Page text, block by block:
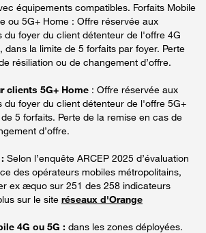
équipements compatibles. Forfaits Mobile
ou 5G+ Home : Offre réservée aux
du foyer du client détenteur de l'offre 4G
dans la limite de 5 forfaits par foyer. Perte
résiliation ou de changement d’offre.
clients 5G+ Home : Offre réservée aux
du foyer du client détenteur de l'offre 5G+
5 forfaits. Perte de la remise en cas de
d’offre.
Selon l’enquête ARCEP 2025 d’évaluation
des opérateurs mobiles métropolitains,
ex æquo sur 251 des 258 indicateurs
sur le site réseaux d'Orange
4G ou 5G : dans les zones déployées.